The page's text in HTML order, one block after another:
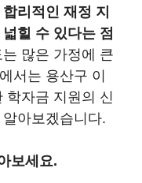
리적인 재정 지
힐 수 있다는 점
많은 가정에 큰
서는 용산구 이
학자금 지원의 신
아보겠습니다.
보세요.